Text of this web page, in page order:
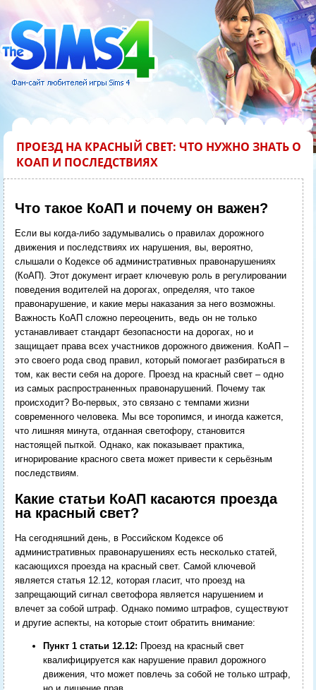
ПРОЕЗД НА КРАСНЫЙ СВЕТ: ЧТО НУЖНО ЗНАТЬ О
КОАП И ПОСЛЕДСТВИЯХ
Что такое КоАП и почему он важен?
Если вы когда-либо задумывались о правилах дорожного
движения и последствиях их нарушения, вы, вероятно,
слышали о Кодексе об административных правонарушениях
(КоАП). Этот документ играет ключевую роль в регулировании
поведения водителей на дорогах, определяя, что такое
правонарушение, и какие меры наказания за него возможны.
Важность КоАП сложно переоценить, ведь он не только
устанавливает стандарт безопасности на дорогах, но и
защищает права всех участников дорожного движения. КоАП –
это своего рода свод правил, который помогает разбираться в
том, как вести себя на дороге. Проезд на красный свет – одно
из самых распространенных правонарушений. Почему так
происходит? Во-первых, это связано с темпами жизни
современного человека. Мы все торопимся, и иногда кажется,
что лишняя минута, отданная светофору, становится
настоящей пыткой. Однако, как показывает практика,
игнорирование красного света может привести к серьёзным
последствиям.
Какие статьи КоАП касаются проезда
на красный свет?
На сегодняшний день, в Российском Кодексе об
административных правонарушениях есть несколько статей,
касающихся проезда на красный свет. Самой ключевой
является статья 12.12, которая гласит, что проезд на
запрещающий сигнал светофора является нарушением и
влечет за собой штраф. Однако помимо штрафов, существуют
и другие аспекты, на которые стоит обратить внимание:
Пункт 1 статьи 12.12: Проезд на красный свет
квалифицируется как нарушение правил дорожного
движения, что может повлечь за собой не только штраф,